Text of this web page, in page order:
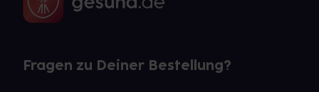
Fragen zu Deiner Bestellung?